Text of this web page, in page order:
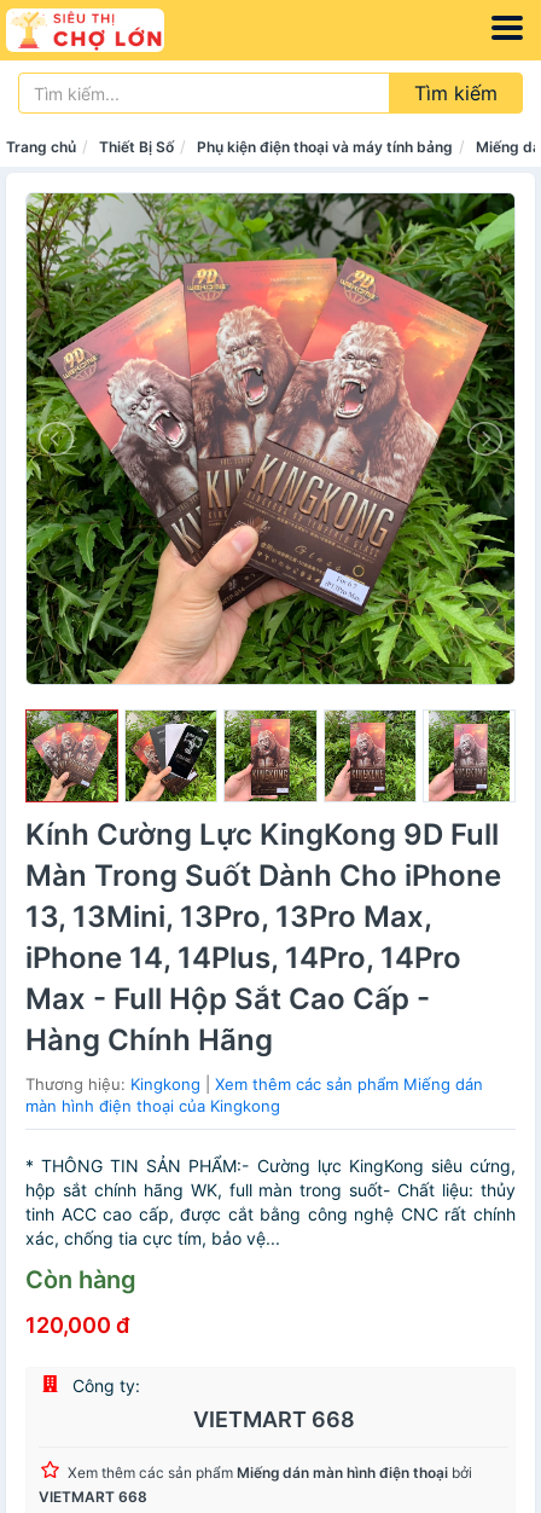
Tìm kiếm
Trang chủ Thiết Bị Số Phụ kiện điện thoại và máy tính bảng Miếng
Kính Cường Lực KingKong 9D Full
Màn Trong Suốt Dành Cho iPhone
13, 13Mini, 13Pro, 13Pro Max,
iPhone 14, 14Plus, 14Pro, 14Pro
Max - Full Hộp Sắt Cao Cấp -
Hàng Chính Hãng
Thương hiệu: Kingkong
Xem thêm các sản phẩm Miếng dán
màn hình điện thoại của Kingkong
* THÔNG TIN SẢN PHẨM:- Cường lực KingKong siêu cứng,
hộp sắt chính hãng WK, full màn trong suốt- Chất liệu: thủy
tinh ACC cao cấp, được cắt bằng công nghệ CNC rất chính
xác, chống tia cực tím, bảo vệ...
Còn hàng
120,000 đ
Công ty:
VIETMART 668
Xem thêm các sản phẩm Miếng dán màn hình điện thoại bởi
VIETMART 668